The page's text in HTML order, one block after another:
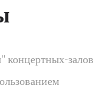
концертных-залов